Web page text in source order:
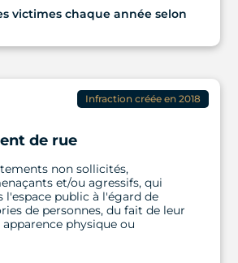
victimes chaque année selon
Infraction créée en 2018
de rue
non sollicités,
et/ou agressifs, qui
l'espace public à l'égard de
de personnes, du fait de leur
physique ou